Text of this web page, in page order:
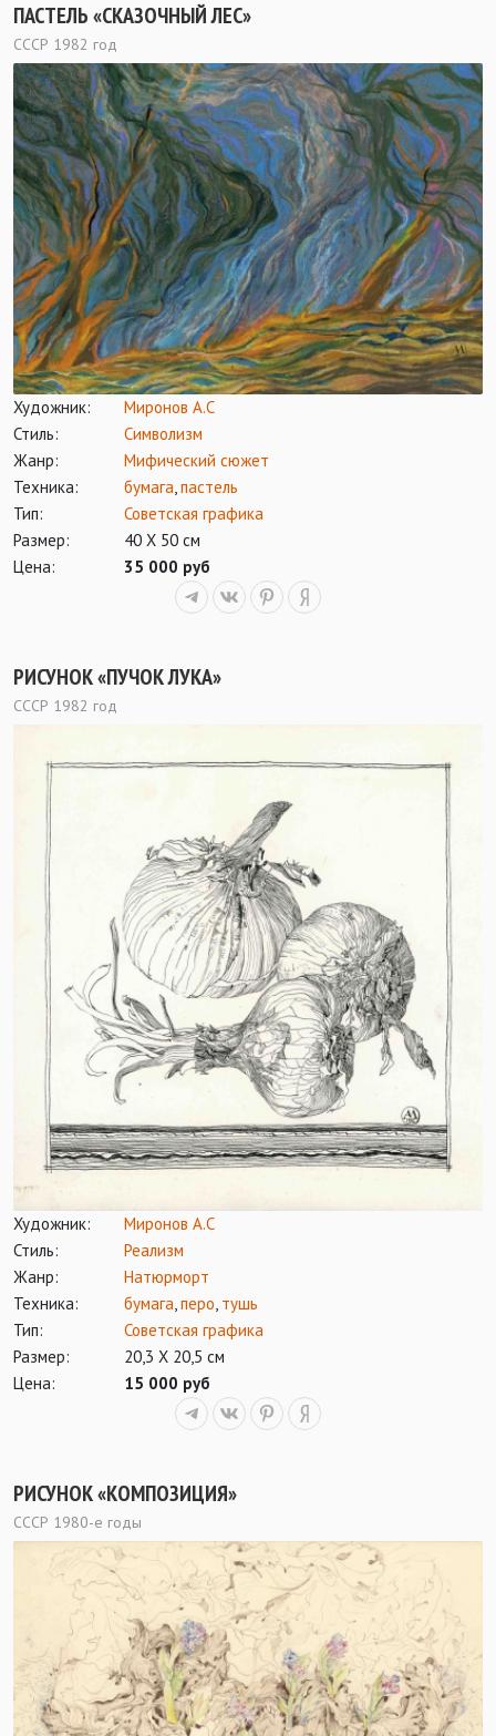
ПАСТЕЛЬ «СКАЗОЧНЫЙ ЛЕС»
СССР 1982 год
Художник:
Миронов А.С
Стиль:
Символизм
Жанр:
Мифический сюжет
Техника:
бумага,пастель
Тип:
Советская графика
Размер:
40 Х 50 см
Цена:
35 000 руб
РИСУНОК «ПУЧОК ЛУКА»
СССР 1982 год
Художник:
Миронов А.С
Стиль:
Реализм
Жанр:
Натюрморт
Техника:
бумага,перо, тушь
Тип:
Советская графика
Размер:
20,3 Х 20,5 см
Цена:
15 000 руб
РИСУНОК «КОМПОЗИЦИЯ»
СССР 1980-е годы